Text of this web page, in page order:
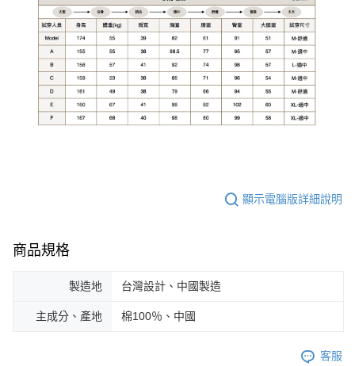
顯示電腦版詳細說明
商品規格
製造地 台灣設計、中國製造
主成分、產地 棉100％、中國
客服